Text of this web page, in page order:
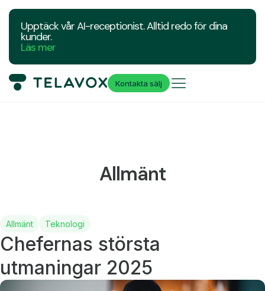
Upptäck vår AI-receptionist. Alltid redo för dina
kunder.
Läs mer
Kontakta sälj
Allmänt
Allmänt Teknologi
Chefernas största
utmaningar 2025